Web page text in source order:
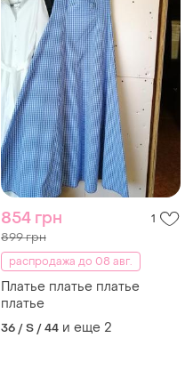
854 грн 1
899 грн
распродажа до 08 авг.
Платье платье платье
платье
36 / S / 44 и еще 2